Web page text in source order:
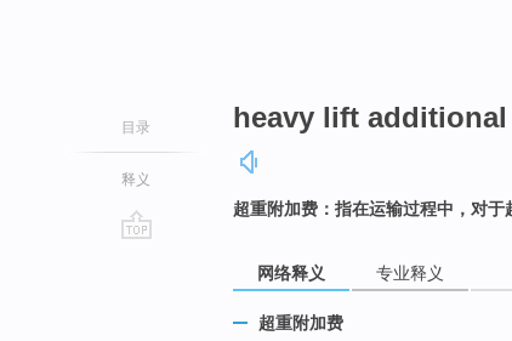
目录
释义
heavy lift additional
超重附加费：指在运输过程中，对于
网络释义 专业释义
超重附加费